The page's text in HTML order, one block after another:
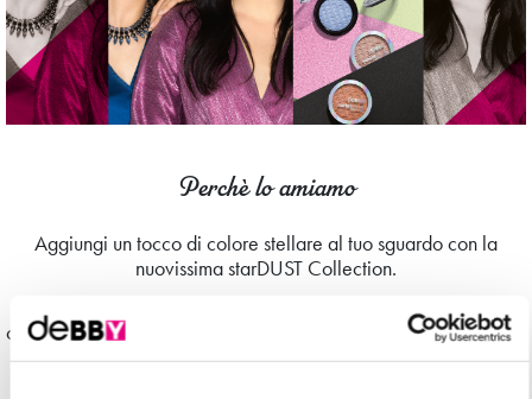
Perchè lo amiamo
Aggiungi un tocco di colore stellare al tuo sguardo con la
nuovissima starDUST Collection.
inish metal
offrendo6 COLORI
in EDIZIONE LIMITATA del suo amatissimo
OMBRETTO MONO, best seller e numero 1 in Italia*.